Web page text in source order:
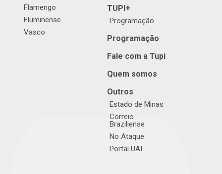
Flamengo
Fluminense
Vasco
TUPI+
Programação
Programação
Fale com a Tupi
Quem somos
Outros
Estado de Minas
Correio
Braziliense
No Ataque
Portal UAI